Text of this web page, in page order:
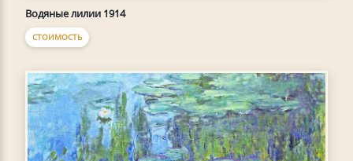
Водяные лилии 1914
СТОИМОСТЬ